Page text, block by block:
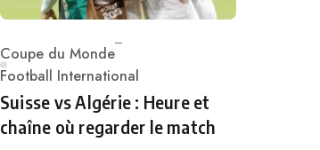
Category
Coupe du Monde
Football International
Suisse vs Algérie : Heure et
chaîne où regarder le match